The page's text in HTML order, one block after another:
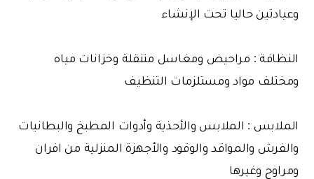
وعيادتين حاليا تحت الإنشاء
النظافة : مراحيض ومغاسل متنقلة وخزانات مياه
ومختلف مواد ومستلزمات التنظيف
الملابس : الملابس والأحذية وأدوات المطبخ والبطانيات
والفرش والمواقد والوقود والأجهزة المنزلية من افران
ومراوح وغيرها